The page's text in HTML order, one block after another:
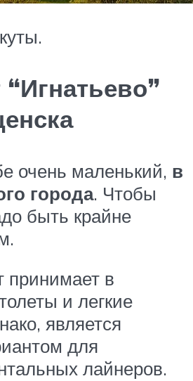
очень маленький, в
города. Чтобы
быть крайне
принимает в
и легкие
является
для
лайнеров.